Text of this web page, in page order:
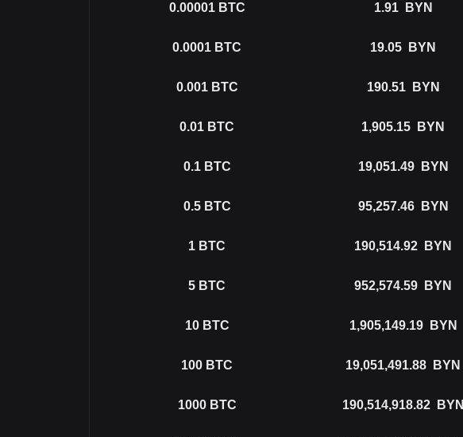
0.00001 BTC 1.91 BYN
0.0001 BTC 19.05 BYN
0.001 BTC 190.51 BYN
0.01 BTC 1,905.15 BYN
0.1 BTC 19,051.49 BYN
0.5 BTC 95,257.46 BYN
1 BTC 190,514.92 BYN
5 BTC 952,574.59 BYN
10 BTC 1,905,149.19 BYN
100 BTC 19,051,491.88 BYN
1000 BTC 190,514,918.82 BYN